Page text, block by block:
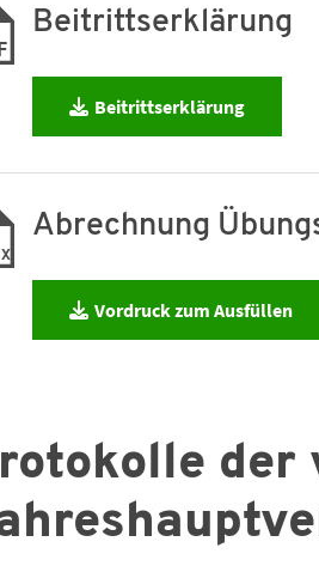
Beitrittserklärung
Beitrittserklärung
Abrechnung
Vordruck zum Ausfüllen
der